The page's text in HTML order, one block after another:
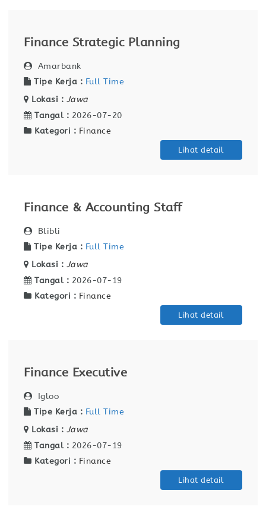
Finance Strategic Planning
Amarbank
Tipe Kerja : Full Time
Lokasi : Jawa
Tangal : 2026-07-20
Kategori : Finance
Lihat detail
Finance & Accounting Staff
Blibli
Tipe Kerja : Full Time
Lokasi : Jawa
Tangal : 2026-07-19
Kategori : Finance
Lihat detail
Finance Executive
Igloo
Tipe Kerja : Full Time
Lokasi : Jawa
Tangal : 2026-07-19
Kategori : Finance
Lihat detail